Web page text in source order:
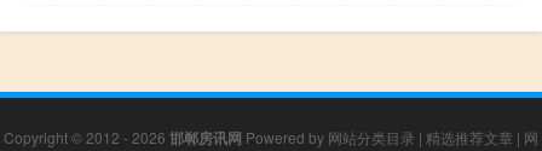
Copyright © 2012 - 2026 邯郸房讯网 Powered by 网站分类目录 | 精选推荐文章 | 网